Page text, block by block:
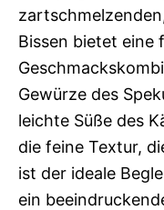
Bissen bietet eine
Gewürze des
leichte Süße des
die feine Textur,
ist der ideale
ein